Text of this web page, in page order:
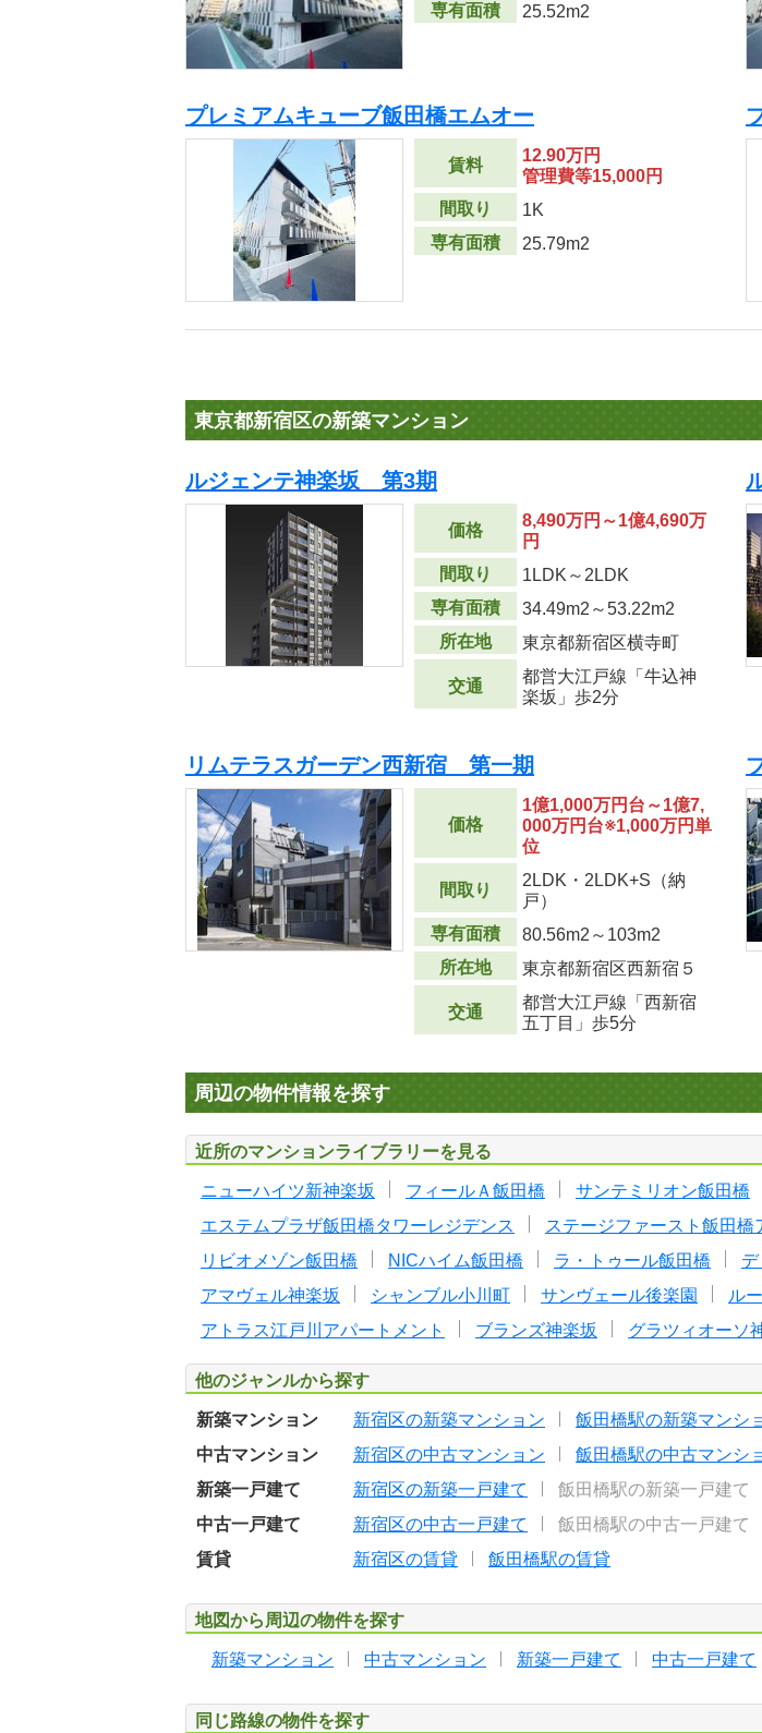
専有面積
25.52m2
プレミアムキューブ飯田橋エムオー
賃料
12.90万円
管理費等15,000円
間取り
1K
専有面積
25.79m2
東京都新宿区の新築マンション
ルジェンテ神楽坂 第3期
価格
8,490万円～1億4,690万
円
間取り
1LDK～2LDK
専有面積
34.49m2 ～53.22m2
所在地
東京都新宿区横寺町
交通
都営大江戸線「牛込神
楽坂」歩2分
リムテラスガーデン西新宿 第一期
価格
1億1,000万円台～1億7,
000万円台※1,000万円単
位
間取り
2LDK・2LDK+S（納
戸）
専有面積
80.56m2 ～103m2
所在地
東京都新宿区西新宿５
交通
都営大江戸線「西新宿
五丁目」歩5分
周辺の物件情報を探す
近所のマンションライブラリーを見る
ニューハイツ新神楽坂 フィールＡ飯田橋 サンテミリオン飯田橋
エステムプラザ飯田橋タワーレジデンス
ステージファースト飯田橋
リビオメゾン飯田橋
NICハイム飯田橋 ラ・トゥール飯田橋
アマヴェル神楽坂
シャンブル小川町 サンヴェール後楽園 ル
アトラス江戸川アパートメント
ブランズ神楽坂 グラツィオーソ
他のジャンルから探す
新築マンション 新宿区の新築マンション
飯田橋駅の新築マンシ
中古マンション
新宿区の中古マンション
飯田橋駅の中古マンシ
新築一戸建て
新宿区の新築一戸建て
飯田橋駅の新築一戸建て
中古一戸建て
新宿区の中古一戸建て
飯田橋駅の中古一戸建て
賃貸
新宿区の賃貸 飯田橋駅の賃貸
地図から周辺の物件を探す
新築マンション 中古マンション 新築一戸建て 中古一戸建て
同じ路線の物件を探す